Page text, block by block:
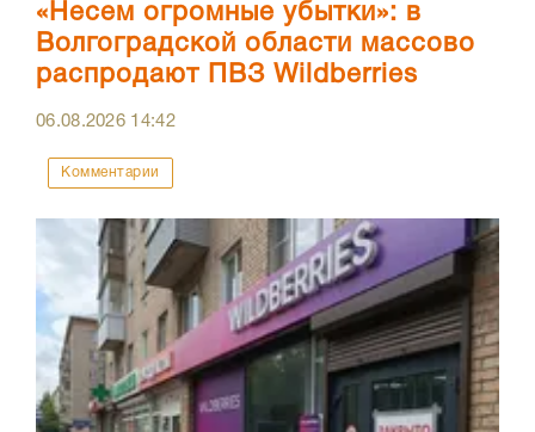
«Несем огромные убытки»: в
Волгоградской области массово
распродают ПВЗ Wildberries
06.08.2026 14:42
Комментарии